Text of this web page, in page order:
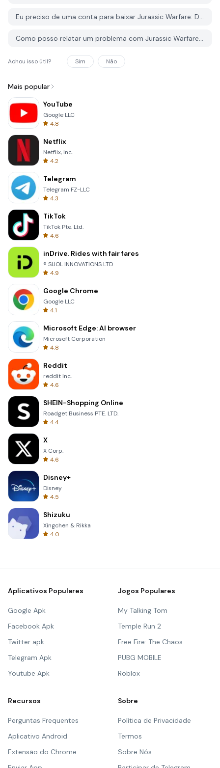
Eu preciso de uma conta para baixar Jurassic Warfare: Dino Battle do PGYER APK HUB?
Como posso relatar um problema com Jurassic Warfare: Dino Battle no PGYER APK HUB?
Achou isso útil? Sim Não
Mais popular
YouTube
Google LLC
4.8
Netflix
Netflix, Inc.
4.2
Telegram
Telegram FZ-LLC
4.3
TikTok
TikTok Pte. Ltd.
4.6
inDrive. Rides with fair fares
® SUOL INNOVATIONS LTD
4.9
Google Chrome
Google LLC
4.1
Microsoft Edge: AI browser
Microsoft Corporation
4.8
Reddit
reddit Inc.
4.6
SHEIN-Shopping Online
Roadget Business PTE. LTD.
4.4
X
X Corp.
4.6
Disney+
Disney
4.5
Shizuku
Xingchen & Rikka
4.0
Aplicativos Populares
Google Apk
Facebook Apk
Twitter apk
Telegram Apk
Youtube Apk
Jogos Populares
My Talking Tom
Temple Run 2
Free Fire: The Chaos
PUBG MOBILE
Roblox
Recursos
Perguntas Frequentes
Aplicativo Android
Extensão do Chrome
Sobre
Política de Privacidade
Termos
Sobre Nós